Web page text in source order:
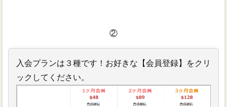
②
入会プランは３種です！お好きな【会員登録】をクリ
ックしてください。